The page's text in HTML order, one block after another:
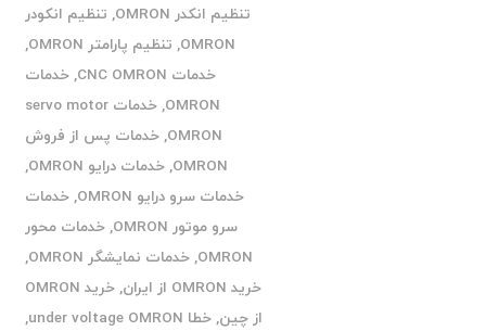
تنظیم انکدر OMRON , تنظیم انکودر
OMRON
, تنظیم پارامتر OMRON
,
خدمات CNC OMRON
,خدمات
OMRON
,
خدمات servo motor
OMRON
,خدمات پس از فروش
OMRON
,خدمات درایو OMRON
,
خدمات سرو درایو OMRON
,خدمات
سرو موتور OMRON
,خدمات محور
OMRON
,خدمات نمایشگر OMRON
,
خرید OMRON از ایران
,
خرید OMRON
از چین,خطا under voltage OMRON
,